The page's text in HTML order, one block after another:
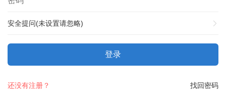
安全提问(未设置请忽略)
登录
找回密码
还没有注册？